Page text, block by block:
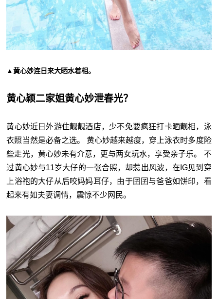
▲黄心妙连日来大晒水着相。
黄心颖二家姐黄心妙泄春光？
黄心妙近日外游住靓靓酒店，少不免要疯狂打卡晒靓相，泳
衣照当然是必备之选。 黄心妙越来越瘦，穿上泳衣时多度险
些走光，黄心妙未有介意，更与两女玩水，享受亲子乐。 不
过黄心妙与11岁大仔的一张合照，却惹出风波，在IG见到穿
上浴袍的大仔从后咬妈妈耳仔，由于囝囝与爸爸如饼印，看
起来有如夫妻调情，震惊不少网民。